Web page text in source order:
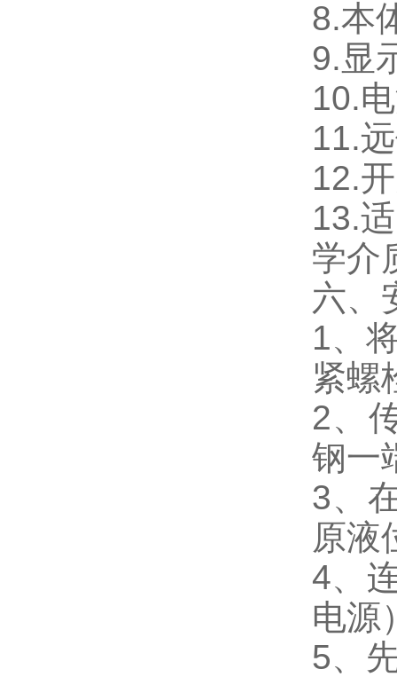
8.本
9.显
10.
11.
12.
13.
学介
六、
1、
紧螺
2、
钢一
3、
原液
4、
电源
5、